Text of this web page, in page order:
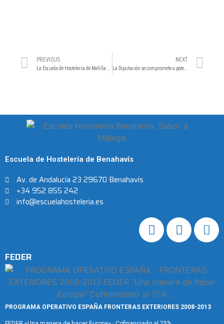
PREVIOUS
La Escuela de Hostelería de Melilla inicia un curso de operaciones básicas de pastelería
NEXT
La Diputación se compromete a potenciar la gastronomía en Benahavís como «elemento diferenciador»
Escuela de Hostelería de Benahavís
Av. de Andalucía 23 29670 Benahavís
+34 952 855 242
info@escuelahosteleria.es
FEDER
PROGRAMA OPERATIVO ESPAÑA FRONTERAS EXTERIORES 2008-2013